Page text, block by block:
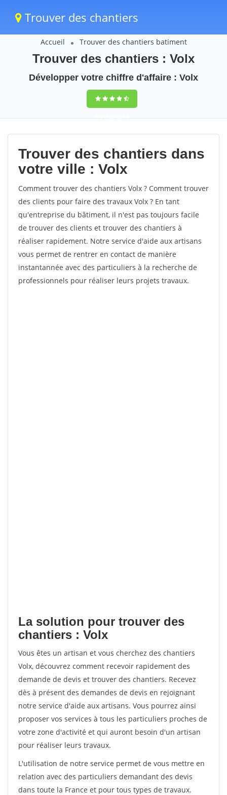
Trouver des chantiers
Accueil Trouver des chantiers batiment
Trouver des chantiers : Volx
Développer votre chiffre d'affaire : Volx
9,5(100%)34
votes
Trouver des chantiers dans
votre ville : Volx
Comment trouver des chantiers Volx ? Comment trouver
des clients pour faire des travaux Volx ? En tant
qu'entreprise du bâtiment, il n'est pas toujours facile
de trouver des clients et trouver des chantiers à
réaliser rapidement. Notre service d'aide aux artisans
vous permet de rentrer en contact de manière
instantannée avec des particuliers à la recherche de
professionnels pour réaliser leurs projets travaux.
La solution pour trouver des
chantiers : Volx
Vous êtes un artisan et vous cherchez des chantiers
Volx, découvrez comment recevoir rapidement des
demande de devis et trouver des chantiers. Recevez
dès à présent des demandes de devis en rejoignant
notre service d'aide aux artisans. Vous pourrez ainsi
proposer vos services à tous les particuliers proches de
votre zone d'activité et qui auront besoin d'un artisan
pour réaliser leurs travaux.
L'utilisation de notre service permet de vous mettre en
relation avec des particuliers demandant des devis
dans toute la France et pour tous types de travaux.